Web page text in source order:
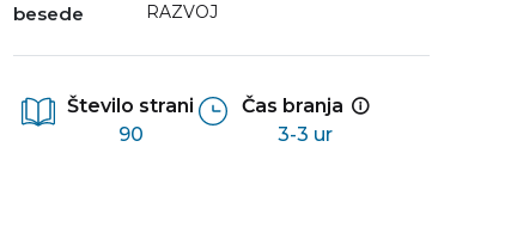
besede
RAZVOJ
Število strani
90
Čas branja
3-3 ur